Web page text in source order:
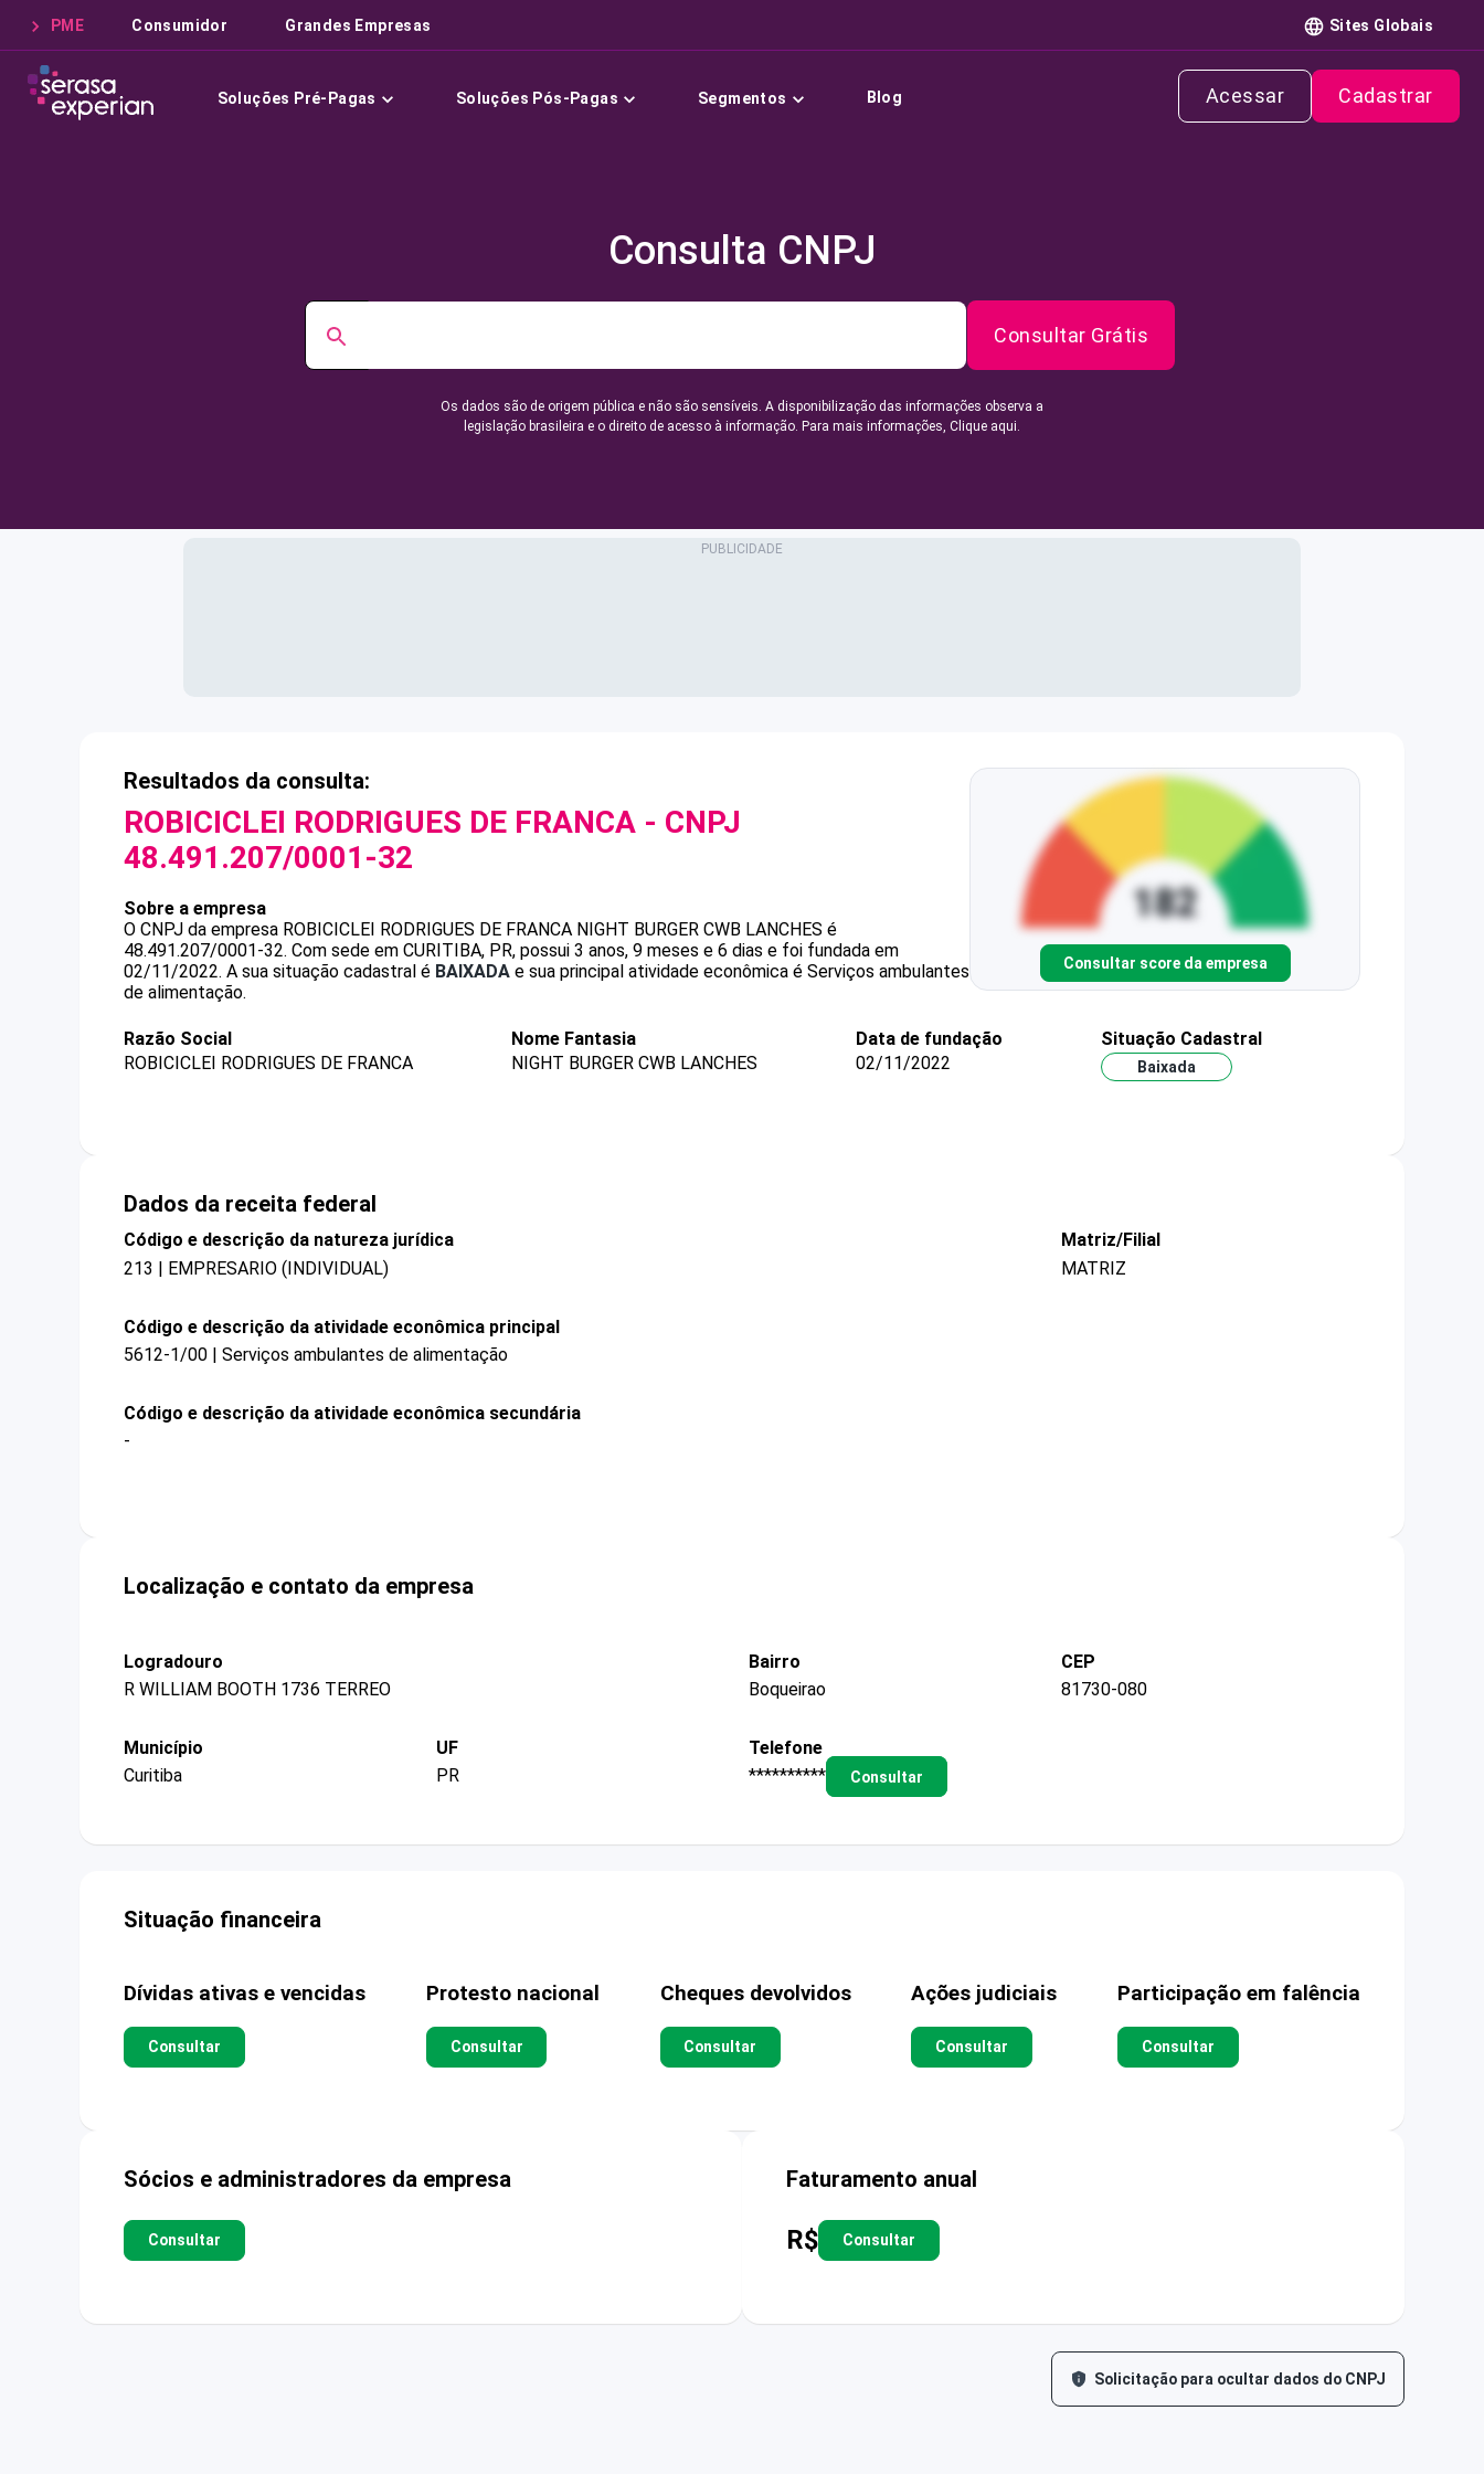
PME Consumidor Grandes Empresas Sites Globais
Soluções Pré-Pagas Soluções Pós-Pagas Segmentos Blog Acessar Cadastrar
Consulta CNPJ
Consultar Grátis
Os dados são de origem pública e não são sensíveis. A disponibilização das informações observa a
legislação brasileira e o direito de acesso à informação. Para mais informações, Clique aqui.
Resultados da consulta:
ROBICICLEI RODRIGUES DE FRANCA - CNPJ
48.491.207/0001-32
Sobre a empresa
O CNPJ da empresa ROBICICLEI RODRIGUES DE FRANCA NIGHT BURGER CWB LANCHES é
48.491.207/0001-32. Com sede em CURITIBA, PR, possui 3 anos, 9 meses e 6 dias e foi fundada em
02/11/2022. A sua situação cadastral é BAIXADA e sua principal atividade econômica é Serviços ambulantes
de alimentação.
Consultar score da empresa
Razão Social
ROBICICLEI RODRIGUES DE FRANCA
Nome Fantasia
NIGHT BURGER CWB LANCHES
Data de fundação
02/11/2022
Situação Cadastral
Baixada
Dados da receita federal
Código e descrição da natureza jurídica
213 | EMPRESARIO (INDIVIDUAL)
Matriz/Filial
MATRIZ
Código e descrição da atividade econômica principal
5612-1/00 | Serviços ambulantes de alimentação
Código e descrição da atividade econômica secundária
-
Localização e contato da empresa
Logradouro
R WILLIAM BOOTH 1736 TERREO
Bairro
Boqueirao
CEP
81730-080
Município
Curitiba
UF
PR
Telefone
**********
Consultar
Situação financeira
Dívidas ativas e vencidas
Consultar
Protesto nacional
Consultar
Cheques devolvidos
Consultar
Ações judiciais
Consultar
Participação em falência
Consultar
Sócios e administradores da empresa
Consultar
Faturamento anual
R$ Consultar
Solicitação para ocultar dados do CNPJ